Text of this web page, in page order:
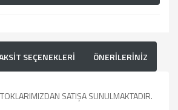
SEÇENEKLERİ ÖNERİLERİNİZ
SATIŞA SUNULMAKTADIR.